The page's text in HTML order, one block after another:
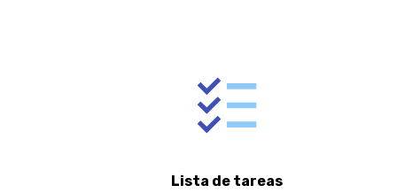
Lista de tareas